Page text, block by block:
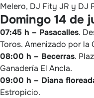
Melero, DJ Fity JR y DJ
Domingo 14 de
07:45 h – Pasacalles.
Toros. Amenizado por la
08:00 h – Becerras.
Ganadería El Ancla.
09:00 h – Diana
Estropicio.